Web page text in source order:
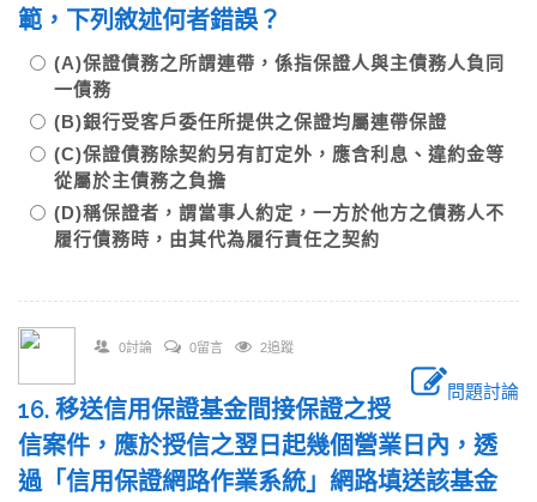
範，下列敘述何者錯誤？
(A)保證債務之所謂連帶，係指保證人與主債務人負同
一債務
(B)銀行受客戶委任所提供之保證均屬連帶保證
(C)保證債務除契約另有訂定外，應含利息、違約金等
從屬於主債務之負擔
(D)稱保證者，謂當事人約定，一方於他方之債務人不
履行債務時，由其代為履行責任之契約
0討論 0留言 2追蹤
問題討論
16. 移送信用保證基金間接保證之授
信案件，應於授信之翌日起幾個營業日內，透
過「信用保證網路作業系統」網路填送該基金